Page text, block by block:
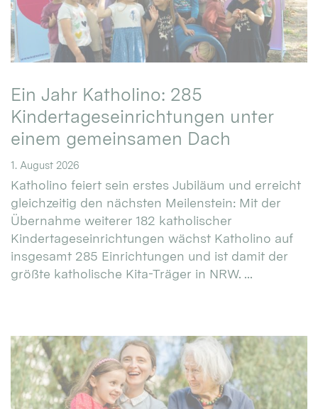
Ein Jahr Katholino: 285
Kindertageseinrichtungen unter
einem gemeinsamen Dach
1. August 2026
Katholino feiert sein erstes Jubiläum und erreicht
gleichzeitig den nächsten Meilenstein: Mit der
Übernahme weiterer 182 katholischer
Kindertageseinrichtungen wächst Katholino auf
insgesamt 285 Einrichtungen und ist damit der
größte katholische Kita-Träger in NRW. ...